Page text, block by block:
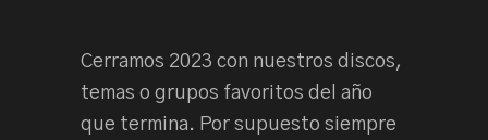
Cerramos 2023 con nuestros discos,
temas o grupos favoritos del año
que termina. Por supuesto siempre